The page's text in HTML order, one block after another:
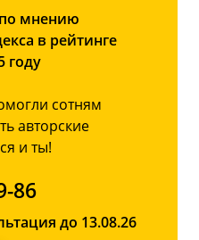
мнению
в рейтинге
году
сотням
авторские
и ты!
86
до 13.08.26